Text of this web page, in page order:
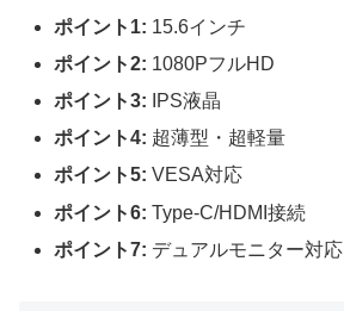
ポイント1: 15.6インチ
ポイント2: 1080PフルHD
ポイント3: IPS液晶
ポイント4: 超薄型・超軽量
ポイント5: VESA対応
ポイント6: Type-C/HDMI接続
ポイント7: デュアルモニター対応